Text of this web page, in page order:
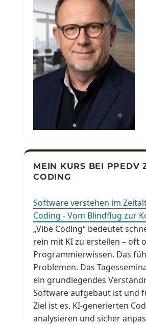
MEIN KURS BEI PPEDV
CODING
Software verstehen im
Coding - Vom Blindflug zur
„Vibe Coding“ bedeutet
rein mit KI zu erstellen – oft
Programmierwissen. Das
Problemen. Das
ein grundlegendes
Software aufgebaut ist und
Ziel ist es, KI-generierten
analysieren und sicher